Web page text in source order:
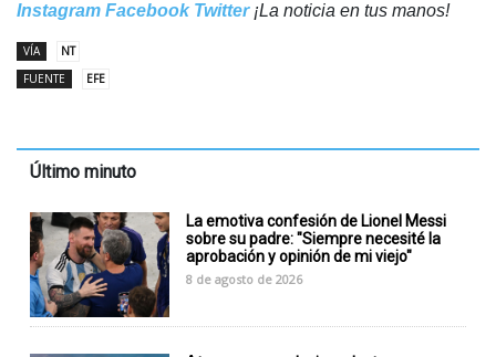
Instagram Facebook Twitter¡La noticia en tus manos!
VÍA
NT
FUENTE
EFE
Último minuto
La emotiva confesión de Lionel Messi
sobre su padre: "Siempre necesité la
aprobación y opinión de mi viejo"
8 de agosto de 2026